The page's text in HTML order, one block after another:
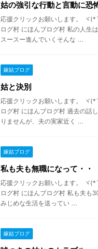
姑の強引な行動と言動に恐
応援クリックお願いします。 ヾ
ログ村 にほんブログ村 私の人生
スースー進んでいくそんな ...
嫁姑ブログ
姑と決別
応援クリックお願いします。 ヾ
ログ村 にほんブログ村 過去の話
りませんが、夫の実家近く ...
嫁姑ブログ
私も夫も無職になって・・
応援クリックお願いします。 ヾ
ログ村 にほんブログ村 私も夫も
みじめな生活を送ってい ...
嫁姑ブログ